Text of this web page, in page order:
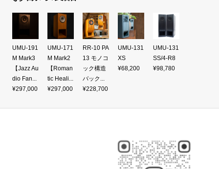
M Mark3
【Jazz Au
dio Fan...
¥297,000
UMU-171
M Mark2
【Roman
tic Heali...
¥297,000
RR-10 PA
13 モノコ
ック構造
バック...
¥228,700
UMU-131
XS
¥68,200
UMU-131
SS/4-R8
¥98,780